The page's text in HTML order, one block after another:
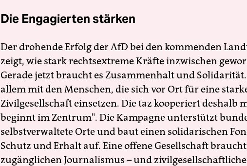
Die Engagierten stärken
Der drohende Erfolg der AfD bei den kommenden
zeigt, wie stark rechtsextreme Kräfte inzwischen
Gerade jetzt braucht es Zusammenhalt und
allem mit den Menschen, die sich vor Ort für eine
Zivilgesellschaft einsetzen. Die taz kooperiert deshalb
beginnt im Zentrum". Die Kampagne unterstützt
selbstverwaltete Orte und baut einen solidarischen
Schutz und Erhalt auf. Eine offene Gesellschaft
zugänglichen Journalismus – und